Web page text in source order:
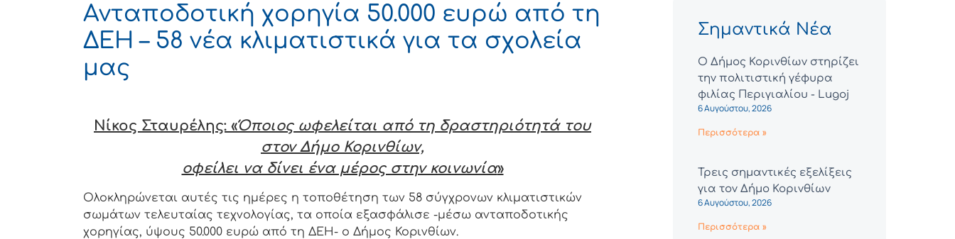
Ανταποδοτική χορηγία 50.000 ευρώ από τη
ΔΕΗ – 58 νέα κλιματιστικά για τα σχολεία
μας
Νίκος Σταυρέλης: «Όποιος ωφελείται από τη δραστηριότητά του
στον Δήμο Κορινθίων,
οφείλει να δίνει ένα μέρος στην κοινωνία»
Ολοκληρώνεται αυτές τις ημέρες η τοποθέτηση των 58 σύγχρονων κλιματιστικών
σωμάτων τελευταίας τεχνολογίας, τα οποία εξασφάλισε -μέσω ανταποδοτικής
χορηγίας, ύψους 50.000 ευρώ από τη ΔΕΗ- ο Δήμος Κορινθίων.
Σημαντικά Νέα
Ο Δήμος Κορινθίων στηρίζει
την πολιτιστική γέφυρα
φιλίας Περιγιαλίου - Lugoj
6 Αυγούστου, 2026
Περισσότερα »
Τρεις σημαντικές εξελίξεις
για τον Δήμο Κορινθίων
6 Αυγούστου, 2026
Περισσότερα »